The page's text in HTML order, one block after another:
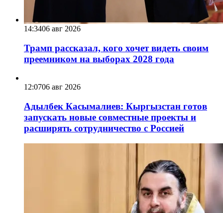
14:3406 авг 2026
Трамп рассказал, кого хочет видеть своим
преемником на выборах 2028 года
12:0706 авг 2026
Адылбек Касымалиев: Кыргызстан готов
запускать новые совместные проекты и
расширять сотрудничество с Россией